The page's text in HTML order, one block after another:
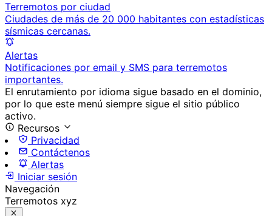
Terremotos por ciudad
Ciudades de más de 20 000 habitantes con estadísticas
sísmicas cercanas.
Alertas
Notificaciones por email y SMS para terremotos
importantes.
El enrutamiento por idioma sigue basado en el dominio,
por lo que este menú siempre sigue el sitio público
activo.
Recursos
Privacidad
Contáctenos
Alertas
Iniciar sesión
Navegación
Terremotos xyz